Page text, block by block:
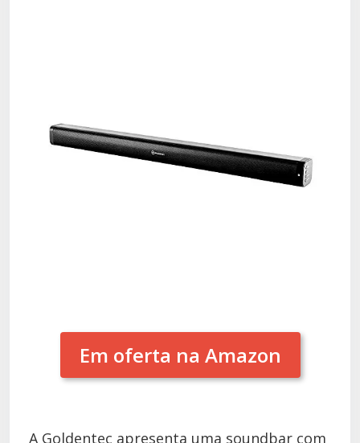
Em oferta na Amazon
A Goldentec apresenta uma soundbar com